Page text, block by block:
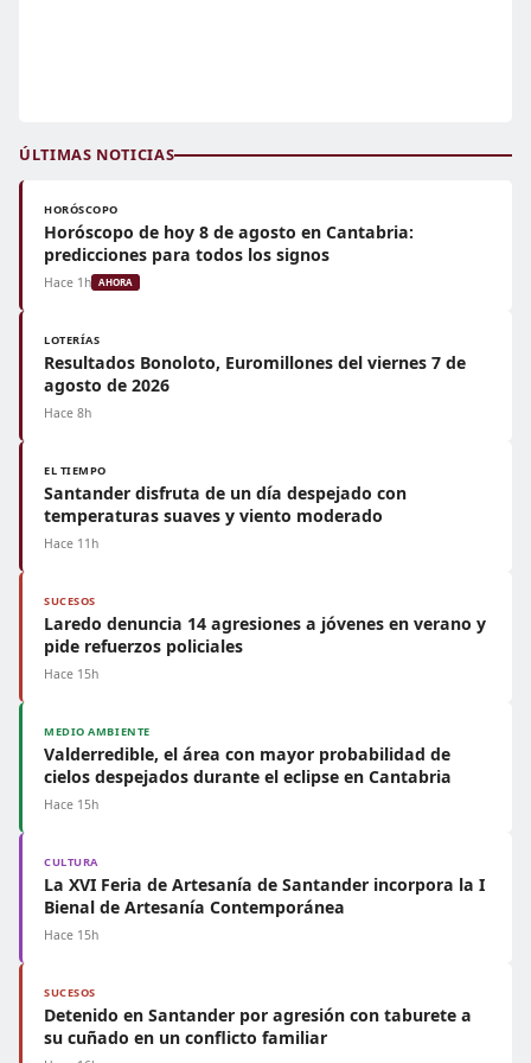
ÚLTIMAS NOTICIAS
HORÓSCOPO
Horóscopo de hoy 8 de agosto en Cantabria:
predicciones para todos los signos
Hace 1h AHORA
LOTERÍAS
Resultados Bonoloto, Euromillones del viernes 7 de
agosto de 2026
Hace 8h
EL TIEMPO
Santander disfruta de un día despejado con
temperaturas suaves y viento moderado
Hace 11h
SUCESOS
Laredo denuncia 14 agresiones a jóvenes en verano y
pide refuerzos policiales
Hace 15h
MEDIO AMBIENTE
Valderredible, el área con mayor probabilidad de
cielos despejados durante el eclipse en Cantabria
Hace 15h
CULTURA
La XVI Feria de Artesanía de Santander incorpora la I
Bienal de Artesanía Contemporánea
Hace 15h
SUCESOS
Detenido en Santander por agresión con taburete a
su cuñado en un conflicto familiar